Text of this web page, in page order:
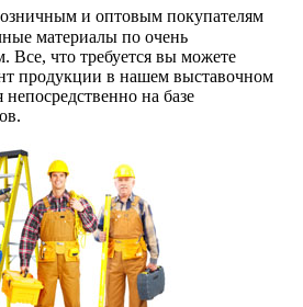
и оптовым покупателям
материалы по очень
Все, что требуется вы можете
продукции в нашем выставочном
на базе